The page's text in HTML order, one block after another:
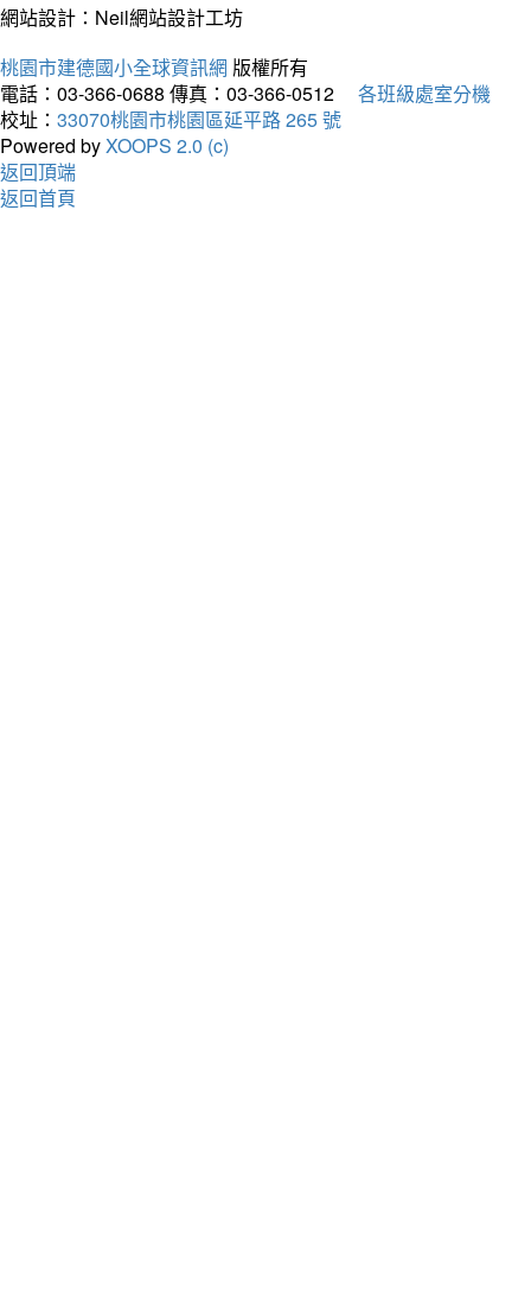
網站設計：Neil網站設計工坊
桃園市建德國小全球資訊網 版權所有
電話：03-366-0688 傳真：03-366-0512
各班級處室分機
校址： 33070桃園市桃園區延平路 265 號
Powered byXOOPS 2.0 (c)
返回頂端
返回首頁